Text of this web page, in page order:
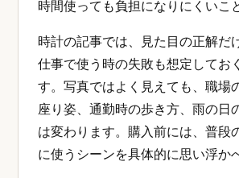
比較するときの判断
比較するときの判断軸のポイントをイ